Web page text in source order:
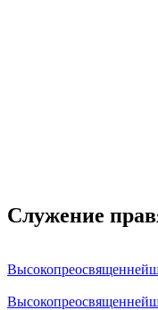
Служение